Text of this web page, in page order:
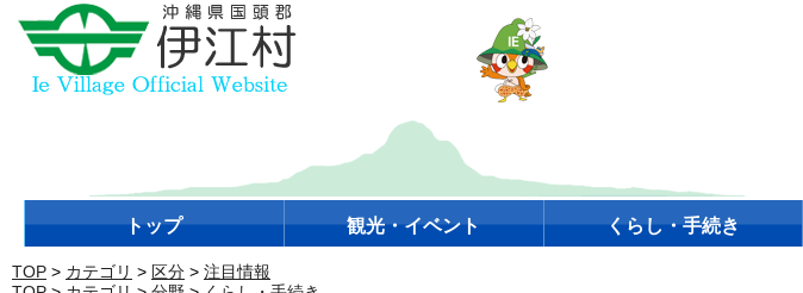
トップ 観光・イベント くらし・手続き
TOP > カテゴリ > 区分 > 注目情報